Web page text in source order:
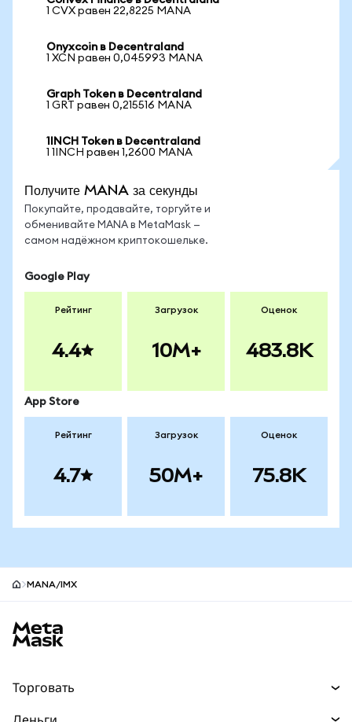
1 CVX равен 22,8225 MANA
Onyxcoin в Decentraland
1 XCN равен 0,045993 MANA
Graph Token в Decentraland
1 GRT равен 0,215516 MANA
1INCH Token в Decentraland
1 1INCH равен 1,2600 MANA
Получите MANA за секунды
Покупайте, продавайте, торгуйте и
обменивайте MANA в MetaMask —
самом надёжном криптокошельке.
Google Play
Рейтинг
4.4
Загрузок
10M+
Оценок
483.8K
App Store
Рейтинг
4.7
Загрузок
50M+
Оценок
75.8K
MANA/IMX
Торговать